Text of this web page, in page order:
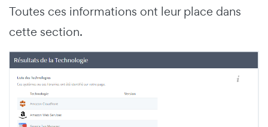
Toutes ces informations ont leur place dans
cette section.